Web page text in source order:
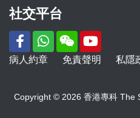
社交平台
病人約章 免責聲明 私隱
Copyright © 2026 香港專科 The